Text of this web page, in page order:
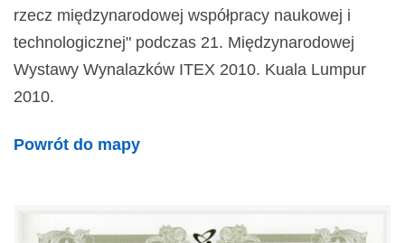
rzecz międzynarodowej współpracy naukowej i
technologicznej" podczas 21. Międzynarodowej
Wystawy Wynalazków ITEX 2010. Kuala Lumpur
2010.
Powrót do mapy